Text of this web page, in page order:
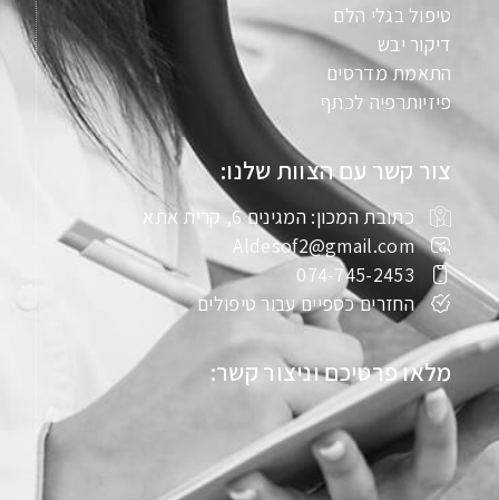
צור קשר עם הצוות שלנו:
כתובת המכון: המגינים 6, קרית אתא
Aldesof2@gmail.com
074-745-2453
החזרים כספיים עבור טיפולים
מלאו פרטיכם וניצור קשר:
טיפול בגלי הלם
דיקור יבש
התאמת מדרסים
פיזיותרפיה לכתף